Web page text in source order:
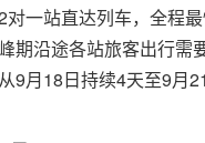
一站直达列车，全程
期沿途各站旅客出行
9月18日持续4天至9月